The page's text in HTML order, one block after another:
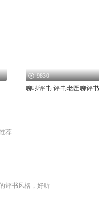
9830
聊聊评书 评书老匠聊评书
荐
评书风格，好听